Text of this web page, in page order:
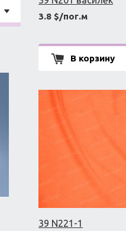
3.8 $/пог.м
В корзину
39 N221-1